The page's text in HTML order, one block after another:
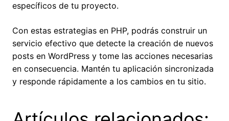
específicos de tu proyecto.
Con estas estrategias en PHP, podrás construir un
servicio efectivo que detecte la creación de nuevos
posts en WordPress y tome las acciones necesarias
en consecuencia. Mantén tu aplicación sincronizada
y responde rápidamente a los cambios en tu sitio.